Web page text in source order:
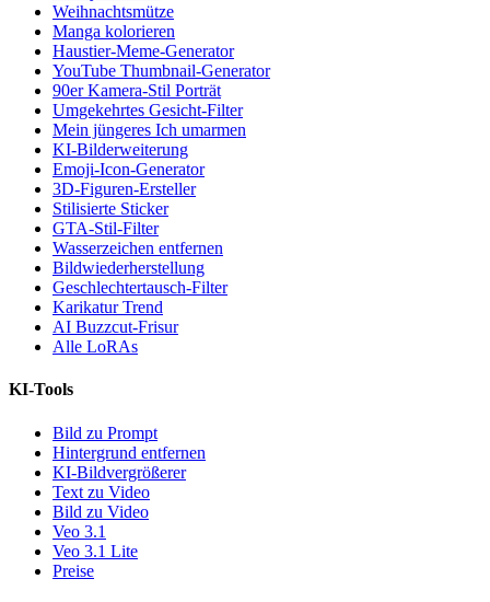
Weihnachtsmütze
Manga kolorieren
Haustier-Meme-Generator
YouTube Thumbnail-Generator
90er Kamera-Stil Porträt
Umgekehrtes Gesicht-Filter
Mein jüngeres Ich umarmen
KI-Bilderweiterung
Emoji-Icon-Generator
3D-Figuren-Ersteller
Stilisierte Sticker
GTA-Stil-Filter
Wasserzeichen entfernen
Bildwiederherstellung
Geschlechtertausch-Filter
Karikatur Trend
AI Buzzcut-Frisur
Alle LoRAs
KI-Tools
Bild zu Prompt
Hintergrund entfernen
KI-Bildvergrößerer
Text zu Video
Bild zu Video
Veo 3.1
Veo 3.1 Lite
Preise